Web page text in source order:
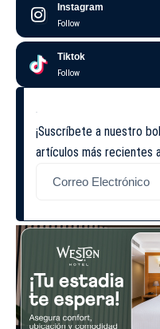
Instagram
Follow
Tiktok
Follow
¡Suscríbete a nuestro
artículos más recientes